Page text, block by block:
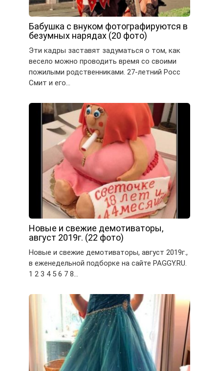
Бабушка с внуком фотографируются в
безумных нарядах (20 фото)
Эти кадры заставят задуматься о том, как
весело можно проводить время со своими
пожилыми родственниками. 27-летний Росс
Смит и его…
Новые и свежие демотиваторы,
август 2019г. (22 фото)
Новые и свежие демотиваторы, август 2019г.,
в еженедельной подборке на сайте PAGGY.RU.
1 2 3 4 5 6 7 8…